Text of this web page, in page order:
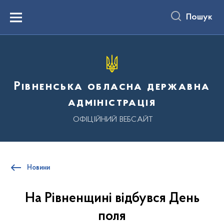
вмістуMenu Пошук
Рівненська обласна державна
адміністрація
ОФІЦІЙНИЙ ВЕБСАЙТ
Новини
На Рівненщині відбувся День
поля